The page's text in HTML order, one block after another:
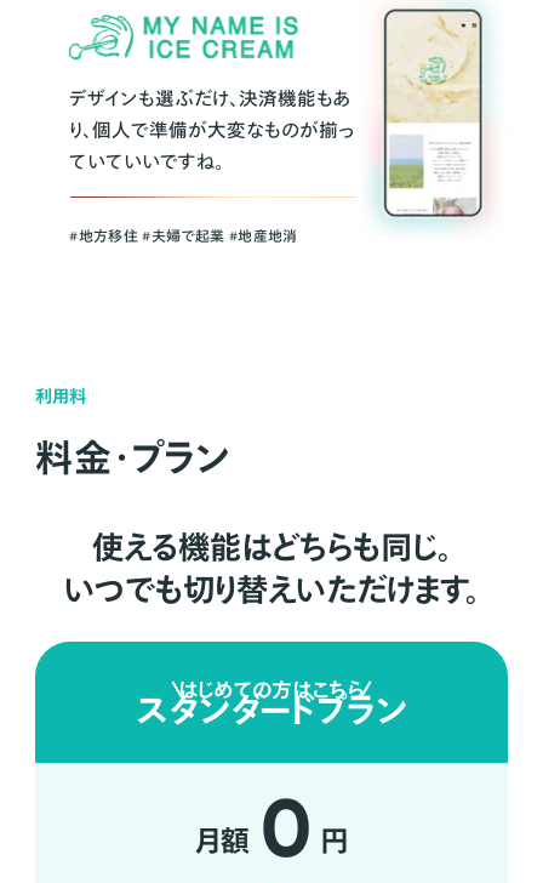
デザインも選ぶだけ、決済機能もあ
り、個人で準備が大変なものが揃っ
ていていいですね。
#地方移住 #夫婦で起業 #地産地消
利用料
料金・プラン
使える機能はどちらも同じ。
いつでも切り替えいただけます。
はじめての方はこちら
スタンダードプラン
月額 0 円